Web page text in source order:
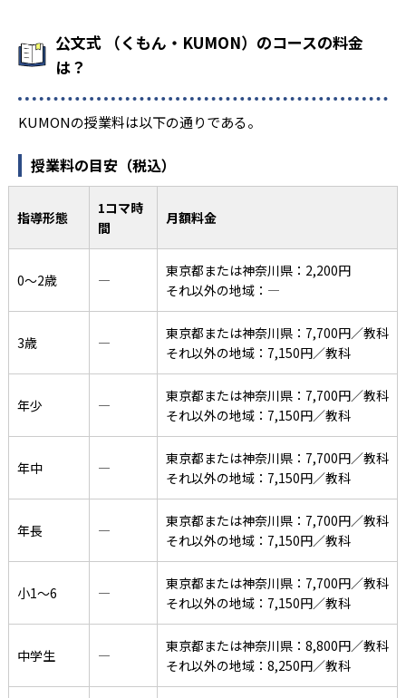
公文式 （くもん・KUMON）のコースの料金
は？
KUMONの授業料は以下の通りである。
授業料の目安（税込）
指導形態
1コマ時
間
月額料金
0〜2歳 ―
東京都または神奈川県：2,200円
それ以外の地域：―
3歳 ―
東京都または神奈川県：7,700円／教科
それ以外の地域：7,150円／教科
年少 ―
東京都または神奈川県：7,700円／教科
それ以外の地域：7,150円／教科
年中 ―
東京都または神奈川県：7,700円／教科
それ以外の地域：7,150円／教科
年長 ―
東京都または神奈川県：7,700円／教科
それ以外の地域：7,150円／教科
小1〜6 ―
東京都または神奈川県：7,700円／教科
それ以外の地域：7,150円／教科
中学生 ―
東京都または神奈川県：8,800円／教科
それ以外の地域：8,250円／教科